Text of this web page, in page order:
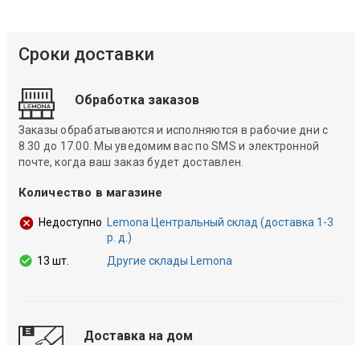
Сроки доставки
Обработка заказов
Заказы обрабатываются и исполняются в рабочие дни с
8.30 до 17.00. Мы уведомим вас по SMS и электронной
почте, когда ваш заказ будет доставлен.
Количество в магазине
Недоступно
Lemona Центральный склад (доставка 1-3
р. д.)
13 шт.
Другие склады Lemona
Доставка на дом